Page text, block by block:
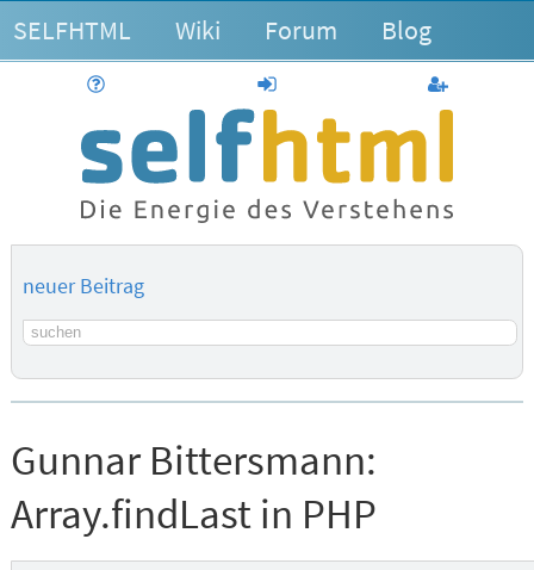
SELFHTML Wiki Forum Blog
anmelden
neuer Beitrag
Suchbegriff
Gunnar Bittersmann:
Array.findLast in PHP